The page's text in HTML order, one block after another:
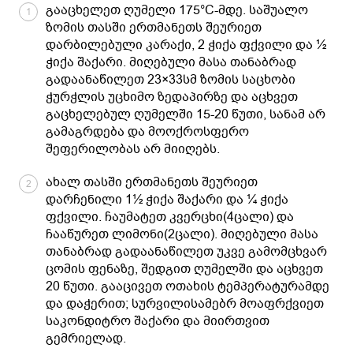
1
გააცხელეთ ღუმელი 175°C-მდე. საშუალო
ზომის თასში ერთმანეთს შეურიეთ
დარბილებული კარაქი, 2 ჭიქა ფქვილი და ½
ჭიქა შაქარი. მიღებული მასა თანაბრად
გადაანაწილეთ 23×33სმ ზომის საცხობი
ჭურჭლის უცხიმო ზედაპირზე და აცხვეთ
გაცხელებულ ღუმელში 15-20 წუთი, სანამ არ
გამაგრდება და მოოქროსფერო
შეფერილობას არ მიიღებს.
2
ახალ თასში ერთმანეთს შეურიეთ
დარჩენილი 1½ ჭიქა შაქარი და ¼ ჭიქა
ფქვილი. ჩაუმატეთ კვერცხი(4ცალი) და
ჩააწურეთ ლიმონი(2ცალი). მიღებული მასა
თანაბრად გადაანაწილეთ უკვე გამომცხვარ
ცომის ფენაზე, შედგით ღუმელში და აცხვეთ
20 წუთი. გააცივეთ ოთახის ტემპერატურამდე
და დაჭერით; სურვილისამებრ მოაფრქვიეთ
საკონდიტრო შაქარი და მიირთვით
გემრიელად.